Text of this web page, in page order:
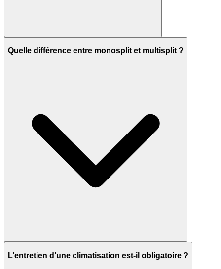
Quelle différence entre monosplit et multisplit ?
L’entretien d’une climatisation est-il obligatoire ?